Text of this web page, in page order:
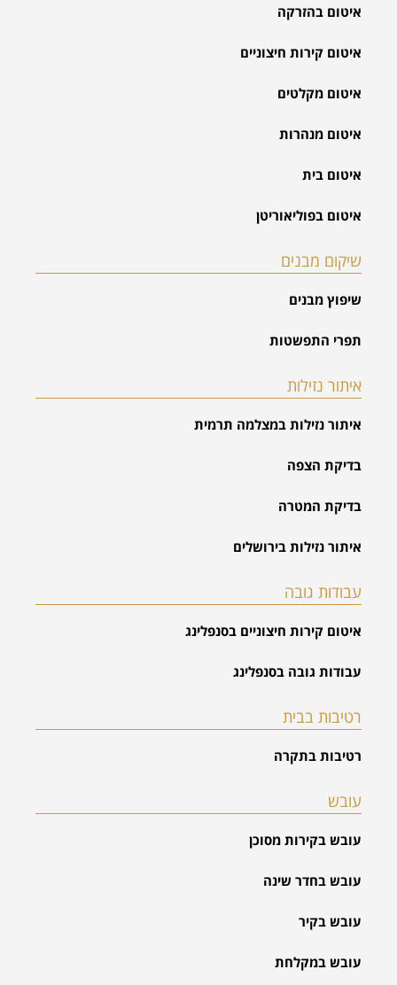
איטום בהזרקה
איטום קירות חיצוניים
איטום מקלטים
איטום מנהרות
איטום בית
איטום בפוליאוריטן
שיקום מבנים
שיפוץ מבנים
תפרי התפשטות
איתור נזילות
איתור נזילות במצלמה תרמית
בדיקת הצפה
בדיקת המטרה
איתור נזילות בירושלים
עבודות גובה
איטום קירות חיצוניים בסנפלינג
עבודות גובה בסנפלינג
רטיבות בבית
רטיבות בתקרה
עובש
עובש בקירות מסוכן
עובש בחדר שינה
עובש בקיר
עובש במקלחת